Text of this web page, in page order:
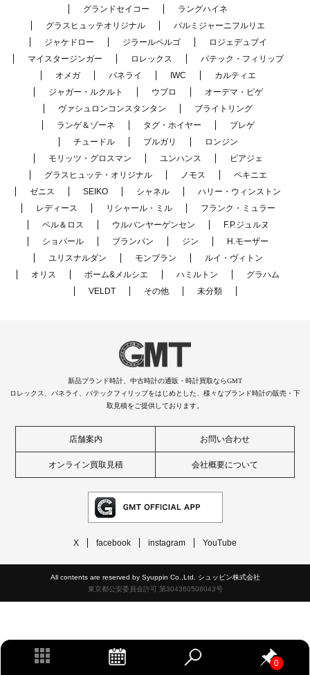
0
グランドセイコー
ラングハイネ
グラスヒュッテオリジナル
パルミジャーニフルリエ
ジャケドロー
ジラールペルゴ
ロジェデュブイ
マイスタージンガー
ロレックス
パテック・フィリップ
オメガ
パネライ IWC
カルティエ
ジャガー・ルクルト
ウブロ
オーデマ・ピゲ
ヴァシュロンコンスタンタン
ブライトリング
ランゲ＆ゾーネ
タグ・ホイヤー
ブレゲ
チュードル
ブルガリ
ロンジン
モリッツ・グロスマン
ユンハンス
ピアジェ
グラスヒュッテ・オリジナル
ノモス
ペキニエ
ゼニス
SEIKO シャネル
ハリー・ウィンストン
レディース
リシャール・ミル
フランク・ミュラー
ベル＆ロス
ウルバンヤーゲンセン
F.P.ジュルヌ
ショパール
ブランパン ジン
H.モーザー
ユリスナルダン
モンブラン
ルイ・ヴィトン
オリス
ボーム&メルシエ ハミルトン
グラハム
VELDT
その他 未分類
新品ブランド時計、中古時計の通販・時計買取ならGMT
ロレックス、パネライ、パテックフィリップをはじめとした、様々なブランド時計の販売・下
取見積をご提供しております。
店舗案内 お問い合わせ
オンライン買取見積 会社概要について
X facebook instagram YouTube
All contents are reserved by Syuppin Co.,Ltd. シュッピン株式会社
東京都公安委員会許可 第304360508043号